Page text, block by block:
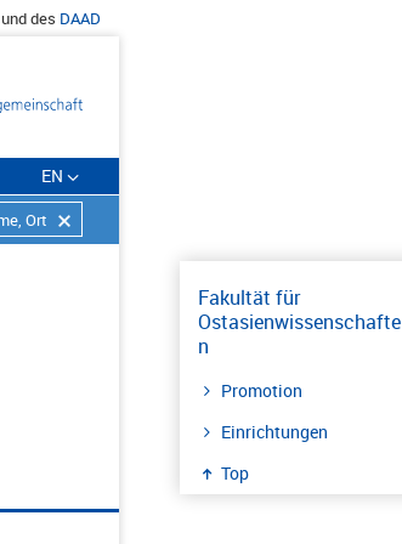
und des DAAD
EN
Fakultät für
Ostasienwissenschafte
n
Promotion
Einrichtungen
Top